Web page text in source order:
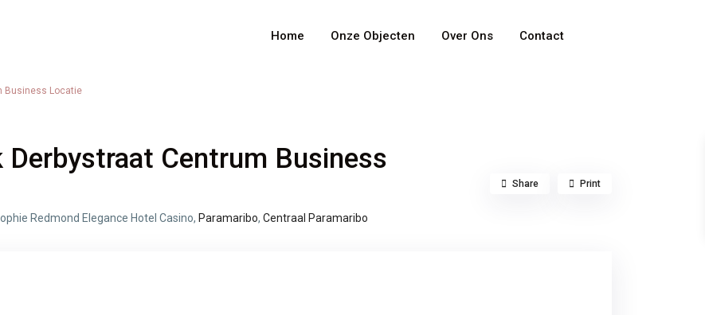
Home Onze Objecten Over Ons
Contact
Business Locatie
Derbystraat Centrum Business
Redmond Elegance Hotel Casino, Paramaribo, Centraal Paramaribo
Share Print